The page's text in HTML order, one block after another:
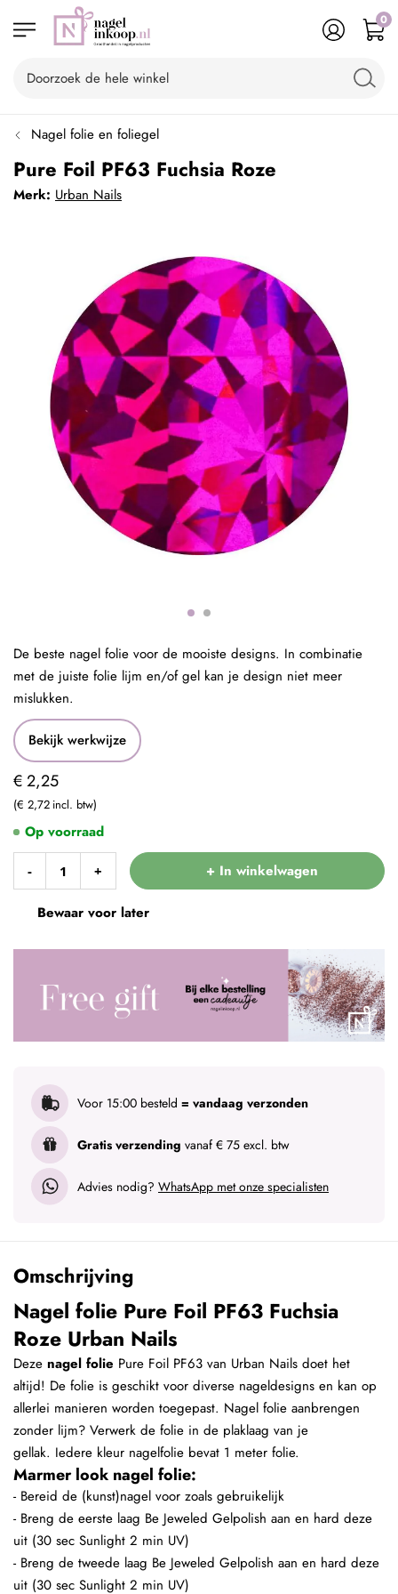
0
Nagel folie en foliegel
Pure Foil PF63 Fuchsia Roze
Merk: Urban Nails
Bekijk werkwijze
€ 2,25
€ 2,72
- + + In winkelwagen
Bewaar voor later
Voor 15:00 besteld = vandaag verzonden
Gratis verzending vanaf € 75 excl. btw
Advies nodig? WhatsApp met onze specialisten
Op voorraad
De beste nagel folie voor de mooiste designs. In combinatie
met de juiste folie lijm en/of gel kan je design niet meer
mislukken.
Omschrijving
Nagel folie Pure Foil PF63 Fuchsia
Roze Urban Nails
Deze nagel folie Pure Foil PF63 van Urban Nails doet het
altijd! De folie is geschikt voor diverse nageldesigns en kan op
allerlei manieren worden toegepast. Nagel folie aanbrengen
zonder lijm? Verwerk de folie in de plaklaag van je
gellak. Iedere kleur nagelfolie bevat 1 meter folie.
Marmer look nagel folie:
- Bereid de (kunst)nagel voor zoals gebruikelijk
- Breng de eerste laag Be Jeweled Gelpolish aan en hard deze
uit (30 sec Sunlight 2 min UV)
- Breng de tweede laag Be Jeweled Gelpolish aan en hard deze
uit (30 sec Sunlight 2 min UV)